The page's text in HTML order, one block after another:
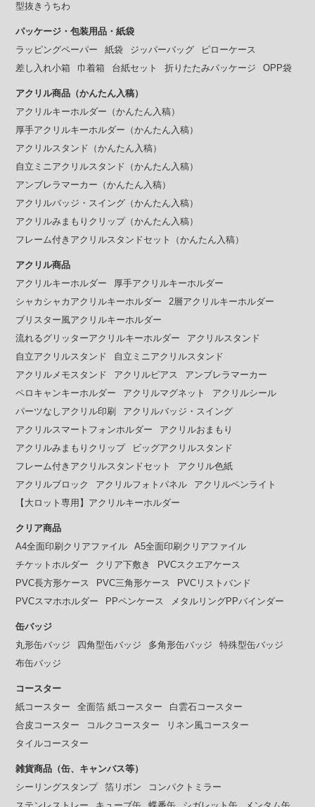
型抜きうちわ
パッケージ・包装用品・紙袋
ラッピングペーパー
紙袋 ジッパーバッグ
ピローケース
差し入れ小箱
巾着箱 台紙セット 折りたたみパッケージ OPP袋
アクリル商品（かんたん入稿）
アクリルキーホルダー（かんたん入稿）
厚手アクリルキーホルダー（かんたん入稿）
アクリルスタンド（かんたん入稿）
自立ミニアクリルスタンド（かんたん入稿）
アンブレラマーカー（かんたん入稿）
アクリルバッジ・スイング（かんたん入稿）
アクリルみまもりクリップ（かんたん入稿）
フレーム付きアクリルスタンドセット（かんたん入稿）
アクリル商品
アクリルキーホルダー
厚手アクリルキーホルダー
シャカシャカアクリルキーホルダー
2層アクリルキーホルダー
ブリスター風アクリルキーホルダー
流れるグリッターアクリルキーホルダー
アクリルスタンド
自立アクリルスタンド
自立ミニアクリルスタンド
アクリルメモスタンド
アクリルピアス
アンブレラマーカー
ペロキャンキーホルダー
アクリルマグネット
アクリルシール
パーツなしアクリル印刷
アクリルバッジ・スイング
アクリルスマートフォンホルダー
アクリルおまもり
アクリルみまもりクリップ
ビッグアクリルスタンド
フレーム付きアクリルスタンドセット
アクリル色紙
アクリルブロック
アクリルフォトパネル
アクリルペンライト
【大ロット専用】アクリルキーホルダー
クリア商品
A4全面印刷クリアファイル
A5全面印刷クリアファイル
チケットホルダー
クリア下敷き
PVCスクエアケース
PVC長方形ケース
PVC三角形ケース
PVCリストバンド
PVCスマホホルダー
PPペンケース メタルリングPPバインダー
缶バッジ
丸形缶バッジ
四角型缶バッジ 多角形缶バッジ
特殊型缶バッジ
布缶バッジ
コースター
紙コースター
全面箔 紙コースター
白雲石コースター
合皮コースター
コルクコースター
リネン風コースター
タイルコースター
雑貨商品（缶、キャンバス等）
シーリングスタンプ
箔リボン
コンパクトミラー